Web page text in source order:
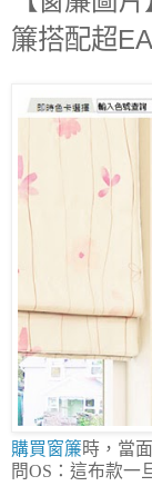
簾搭配超
購買窗簾時，當
問OS：這布款一